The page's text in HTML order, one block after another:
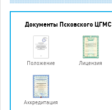
Документы Псковского ЦГМС
Положение Лицензия
Аккредитация